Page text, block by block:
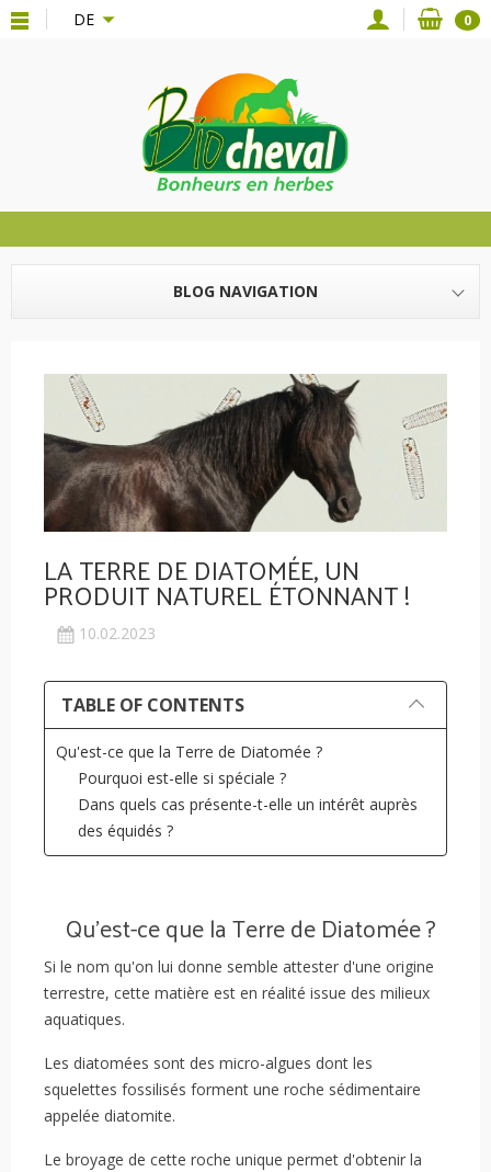
{**} DE 0
BLOG NAVIGATION
LA TERRE DE DIATOMÉE, UN
PRODUIT NATUREL ÉTONNANT !
10.02.2023
TABLE OF CONTENTS
Qu'est-ce que la Terre de Diatomée ?
Pourquoi est-elle si spéciale ?
Dans quels cas présente-t-elle un intérêt auprès
des équidés ?
Qu'est-ce que la Terre de Diatomée ?
Si le nom qu'on lui donne semble attester d'une origine
terrestre, cette matière est en réalité issue des milieux
aquatiques.
Les diatomées sont des micro-algues dont les
squelettes fossilisés forment une roche sédimentaire
appelée diatomite.
Le broyage de cette roche unique permet d'obtenir la